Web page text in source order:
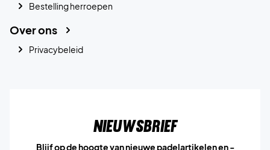
Bestelling herroepen
Over ons
Privacybeleid
Nieuwsbrief
Blijf op de hoogte van nieuwe padelartikelen en -